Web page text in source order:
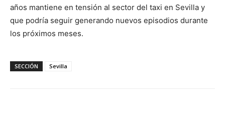
años mantiene en tensión al sector del taxi en Sevilla y
que podría seguir generando nuevos episodios durante
los próximos meses.
SECCIÓN Sevilla